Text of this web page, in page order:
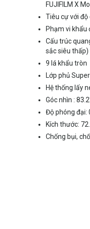
FUJIFILM X
Tiêu cự với
Phạm vi
Cấu trúc
sắc siêu thấp)
9 lá khẩu tròn
Lớp phủ
Hệ thống lấy
Góc nhìn :
Độ phóng đại:
Kích thước:
Chống bụi,